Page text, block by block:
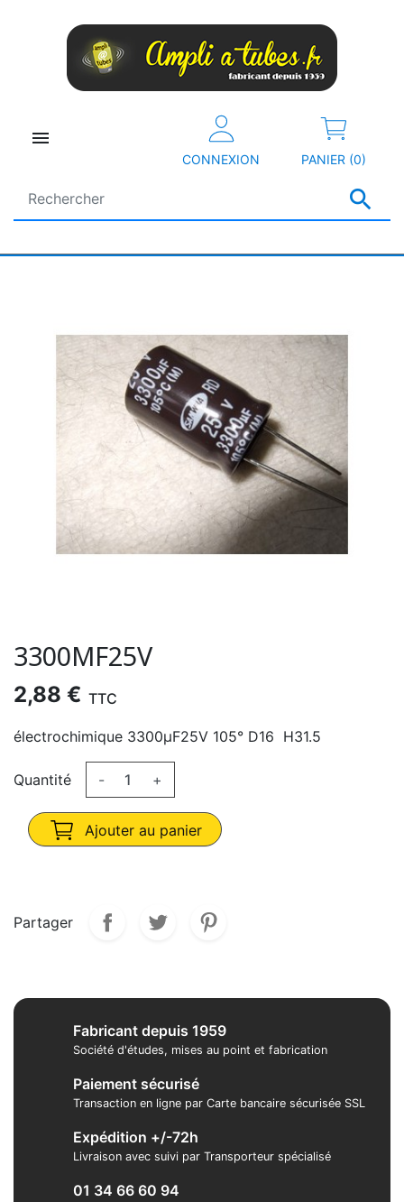


CONNEXION PANIER (0)
3300ΜF25V
2,88 € TTC
électrochimique 3300µF25V 105° D16 H31.5
Quantité - +
Ajouter au panier
Partager
Fabricant depuis 1959
Société d'études, mises au point et fabrication
Paiement sécurisé
Transaction en ligne par Carte bancaire sécurisée SSL
Expédition +/-72h
Livraison avec suivi par Transporteur spécialisé
01 34 66 60 94